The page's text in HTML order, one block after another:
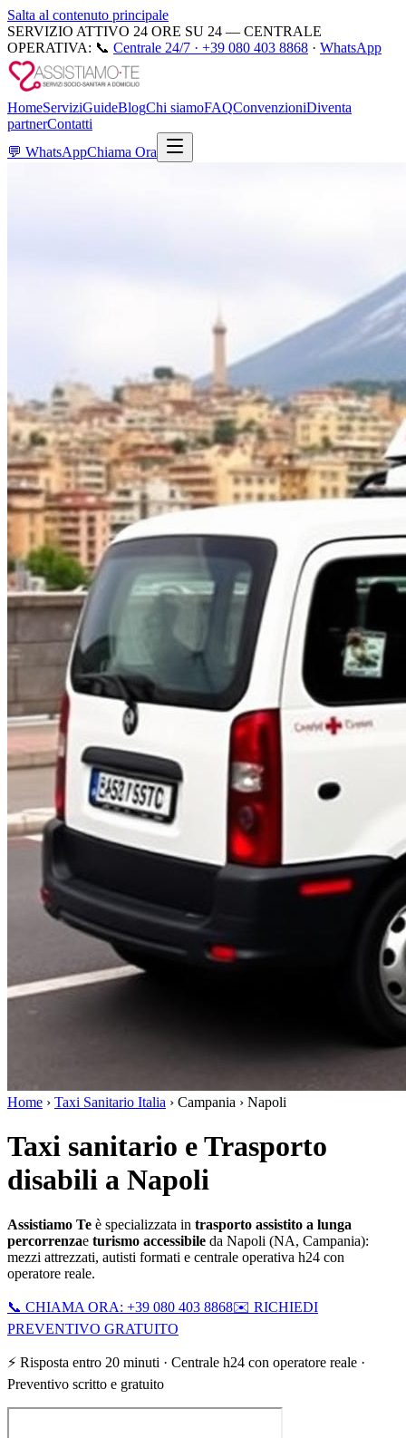
Salta al contenuto principale
SERVIZIO ATTIVO 24 ORE SU 24 — CENTRALE
OPERATIVA: 📞 Centrale 24/7 · +39 080 403 8868 · WhatsApp
HomeServiziGuideBlogChi siamoFAQConvenzioniDiventa
partnerContatti
💬 WhatsAppChiama Ora
Home › Taxi Sanitario Italia › Campania › Napoli
Taxi sanitario e Trasporto
disabili a Napoli
Assistiamo Te è specializzata in trasporto assistito a lunga
percorrenzae turismo accessibile da Napoli (NA, Campania):
mezzi attrezzati, autisti formati e centrale operativa h24 con
operatore reale.
📞 CHIAMA ORA: +39 080 403 8868✉️ RICHIEDI
PREVENTIVO GRATUITO
⚡ Risposta entro 20 minuti · Centrale h24 con operatore reale ·
Preventivo scritto e gratuito